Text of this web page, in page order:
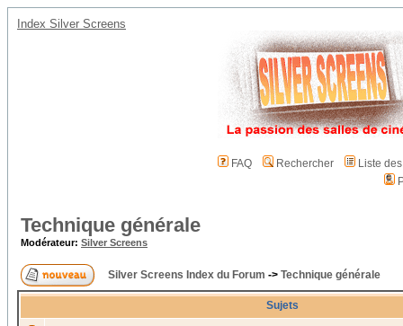
Index Silver Screens
FAQ Rechercher
Liste
Technique générale
Modérateur: Silver Screens
Silver Screens Index du Forum -> Technique générale
Sujets